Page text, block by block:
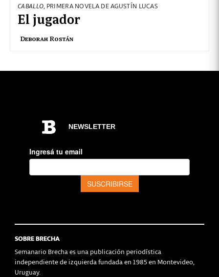
CABALLO, PRIMERA NOVELA DE AGUSTÍN LUCAS
El jugador
Deborah Rostán
SOBRE BRECHA
Semanario Brecha es una publicación periodística
independiente de izquierda fundada en 1985 en Montevideo,
Uruguay.